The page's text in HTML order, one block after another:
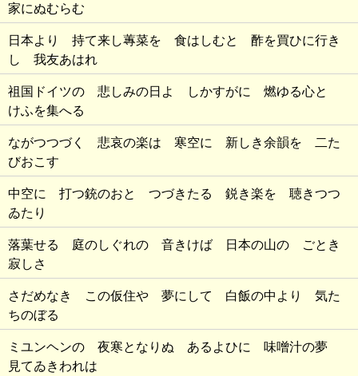
家にぬむらむ
日本より 持て来し蓴菜を 食はしむと 酢を買ひに行き
し 我友あはれ
祖国ドイツの 悲しみの日よ しかすがに 燃ゆる心と
けふを集へる
ながつつづく 悲哀の楽は 寒空に 新しき余韻を 二た
びおこす
中空に 打つ銃のおと つづきたる 鋭き楽を 聴きつつ
ゐたり
落葉せる 庭のしぐれの 音きけば 日本の山の ごとき
寂しさ
さだめなき この仮住や 夢にして 白飯の中より 気た
ちのぼる
ミユンヘンの 夜寒となりぬ あるよひに 味噌汁の夢
見てゐきわれは